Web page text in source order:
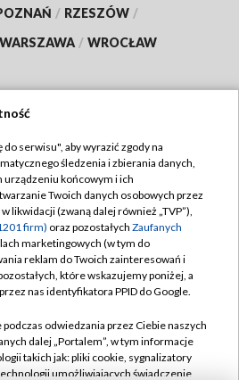
/ RZESZÓW /
WARSZAWA / WROCŁAW
TVP
TVP
prywatności
Moje zgody
Pomoc
Kontakt
serwisu", aby wyrazić zgody na
śledzenia i zbierania danych,
urządzeniu końcowym i ich
Twoich danych osobowych przez
likwidacji (zwaną dalej również „TVP”),
firm) oraz pozostałych Zaufanych
marketingowych (w tym do
reklam do Twoich zainteresowań i
które wskazujemy poniżej, a
nas identyfikatora PPID do Google.
odwiedzania przez Ciebie naszych
dalej „Portalem”, w tym informacje
takich jak: pliki cookie, sygnalizatory
umożliwiających świadczenie